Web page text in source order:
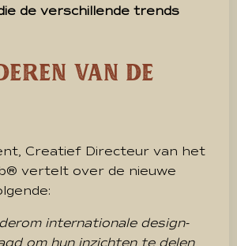
de verschillende trends
van de
Creatief Directeur van het
vertelt over de nieuwe
internationale design-
om hun inzichten te delen